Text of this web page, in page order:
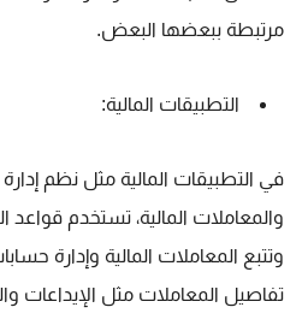
مرتبطة ببعضها البعض.
التطبيقات المالية:
في التطبيقات المالية مثل نظم
والمعاملات المالية، تستخدم قواعد
وتتبع المعاملات المالية وإدارة
تفاصيل المعاملات مثل الإيداعات